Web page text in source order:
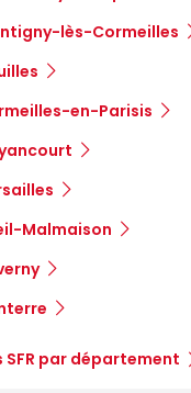
lès-Cormeilles
en-Parisis
Malmaison
par département